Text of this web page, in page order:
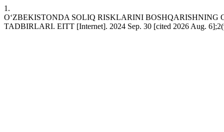
1.
OʻZBEKISTONDA SOLIQ RISKLARINI
TADBIRLARI. EITT [Internet]. 2024 Sep. 30 [cited 2026 Aug.